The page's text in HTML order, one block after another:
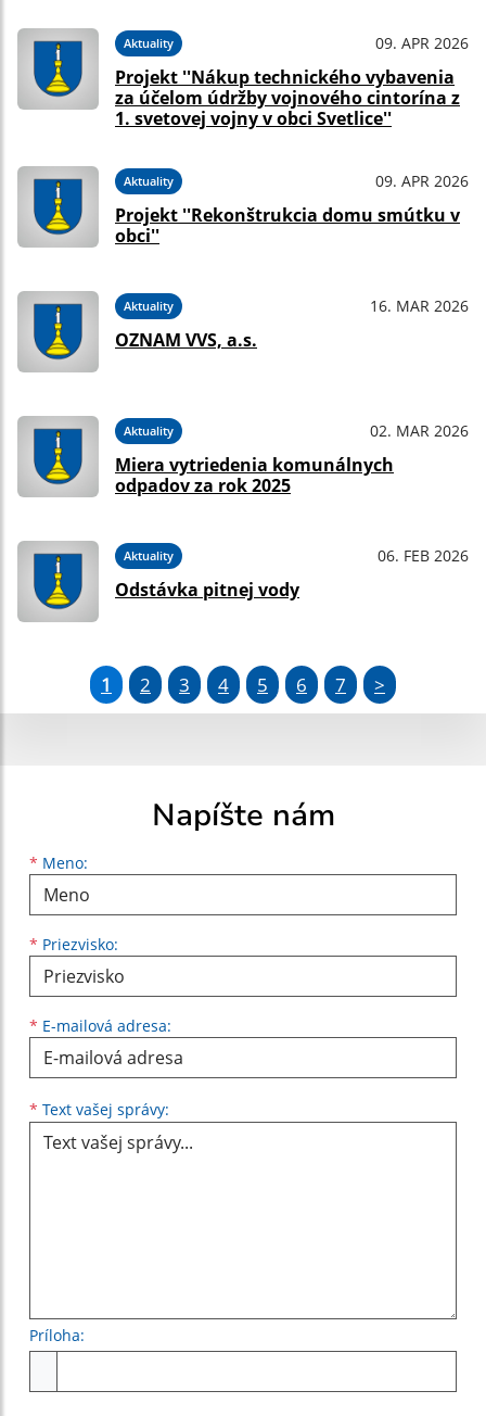
Aktuality 09. APR 2026
Projekt ''Nákup technického vybavenia
za účelom údržby vojnového cintorína z
1. svetovej vojny v obci Svetlice''
Aktuality 09. APR 2026
Projekt ''Rekonštrukcia domu smútku v
obci''
Aktuality 16. MAR 2026
OZNAM VVS, a.s.
Aktuality 02. MAR 2026
Miera vytriedenia komunálnych
odpadov za rok 2025
Aktuality 06. FEB 2026
Odstávka pitnej vody
1 2 3 4 5 6 7 >
Napíšte nám
* Meno:
Meno
* Priezvisko:
Priezvisko
* E-mailová adresa:
E-mailová adresa
* Text vašej správy:
Príloha: